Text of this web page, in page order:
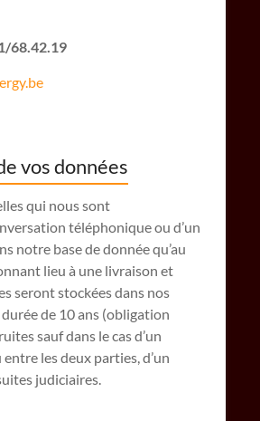
68.42.19
vos données
qui nous sont
téléphonique ou d’un
notre base de donnée qu’au
lieu à une livraison et
seront stockées dans nos
de 10 ans (obligation
sauf dans le cas d’un
les deux parties, d’un
judiciaires.